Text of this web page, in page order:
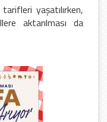
yaşatılırken,
aktarılması da